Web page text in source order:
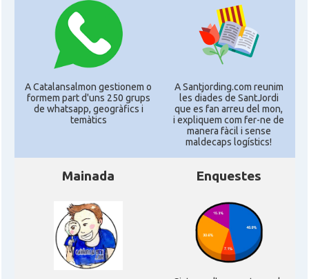
A Catalansalmon gestionem o
formem part d'uns 250 grups
de whatsapp, geogràfics i
temàtics
A Santjording.com reunim
les diades de SantJordi
que es fan arreu del mon,
i expliquem com fer-ne de
manera fàcil i sense
maldecaps logí­stics!
Mainada Enquestes